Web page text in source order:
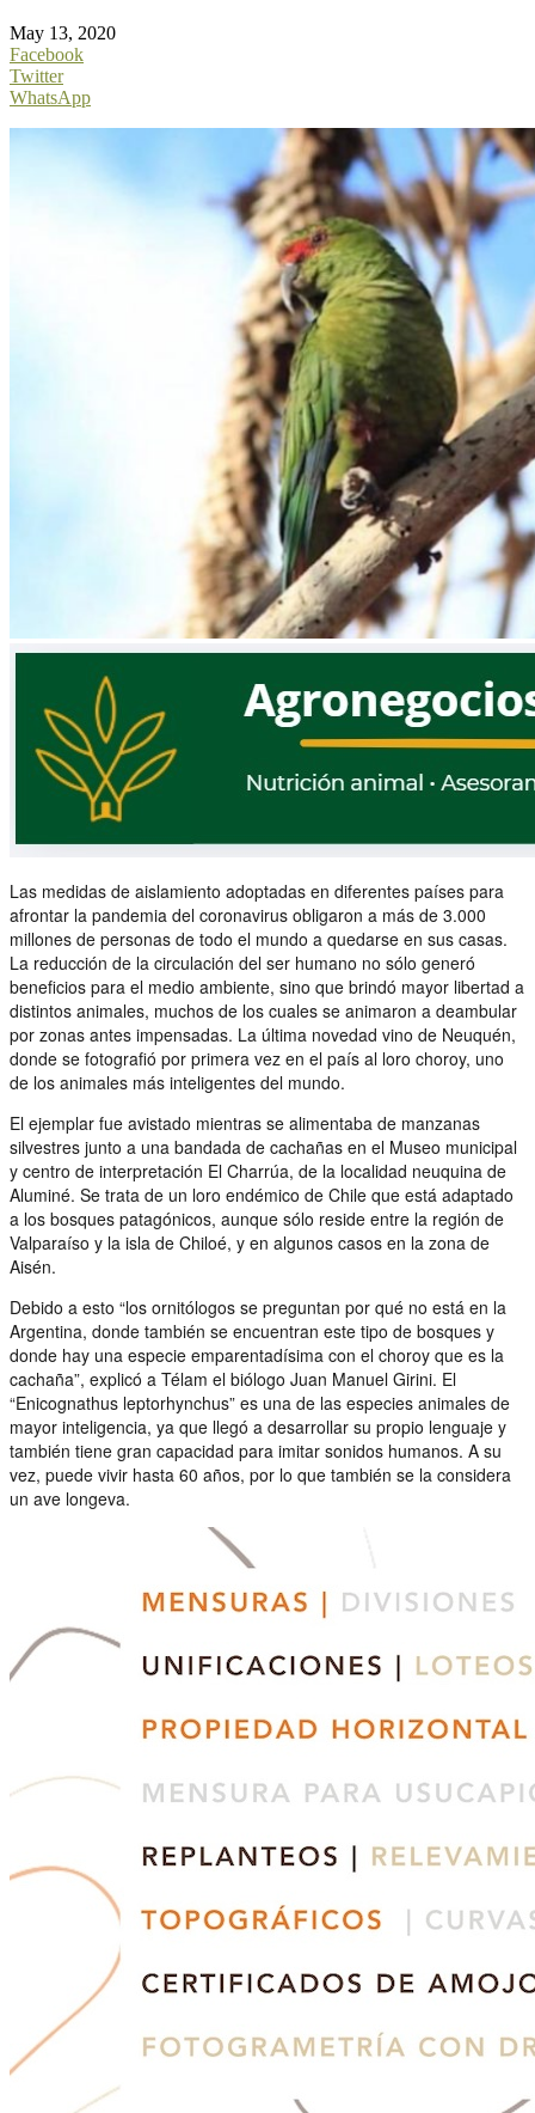
May 13, 2020
Facebook
Twitter
WhatsApp
Las medidas de aislamiento adoptadas en diferentes países para
afrontar la pandemia del coronavirus obligaron a más de 3.000
millones de personas de todo el mundo a quedarse en sus casas.
La reducción de la circulación del ser humano no sólo generó
beneficios para el medio ambiente, sino que brindó mayor libertad a
distintos animales, muchos de los cuales se animaron a deambular
por zonas antes impensadas. La última novedad vino de Neuquén,
donde se fotografió por primera vez en el país al loro choroy, uno
de los animales más inteligentes del mundo.
El ejemplar fue avistado mientras se alimentaba de manzanas
silvestres junto a una bandada de cachañas en el Museo municipal
y centro de interpretación El Charrúa, de la localidad neuquina de
Aluminé. Se trata de un loro endémico de Chile que está adaptado
a los bosques patagónicos, aunque sólo reside entre la región de
Valparaíso y la isla de Chiloé, y en algunos casos en la zona de
Aisén.
Debido a esto “los ornitólogos se preguntan por qué no está en la
Argentina, donde también se encuentran este tipo de bosques y
donde hay una especie emparentadísima con el choroy que es la
cachaña”, explicó a Télam el biólogo Juan Manuel Girini. El
“Enicognathus leptorhynchus” es una de las especies animales de
mayor inteligencia, ya que llegó a desarrollar su propio lenguaje y
también tiene gran capacidad para imitar sonidos humanos. A su
vez, puede vivir hasta 60 años, por lo que también se la considera
un ave longeva.